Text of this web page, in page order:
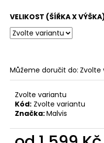
VELIKOST (ŠÍŘKA X
Můžeme doručit do: Zvolte
Zvolte variantu
Kód: Zvolte variantu
Značka:Malvis
D
o
p
u
č
u
e
m
e